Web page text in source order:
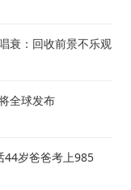
衰：回收前景不乐观
全球发布
44岁爸爸考上985